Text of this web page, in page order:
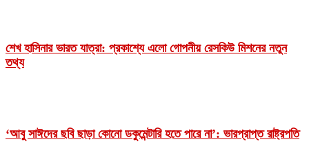
শেখ হাসিনার ভারত যাত্রা: প্রকাশ্যে এলো গোপনীয় রেসকিউ মিশনের নতুন
তথ্য
‘আবু সাঈদের ছবি ছাড়া কোনো ডকুমেন্টারি হতে পারে না’: ভারপ্রাপ্ত রাষ্ট্রপতি